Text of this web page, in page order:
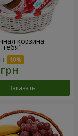
корзина
Заказать